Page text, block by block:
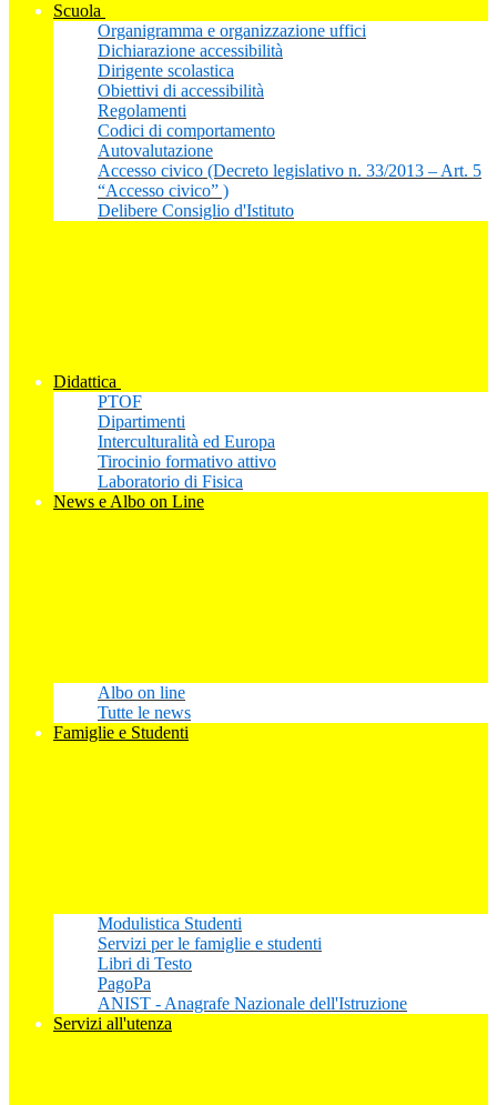
Scuola
Organigramma e organizzazione uffici
Dichiarazione accessibilità
Dirigente scolastica
Obiettivi di accessibilità
Regolamenti
Codici di comportamento
Autovalutazione
Accesso civico (Decreto legislativo n. 33/2013 – Art. 5
“Accesso civico” )
Delibere Consiglio d'Istituto
Didattica
PTOF
Dipartimenti
Interculturalità ed Europa
Tirocinio formativo attivo
Laboratorio di Fisica
News e Albo on Line
Albo on line
Tutte le news
Famiglie e Studenti
Modulistica Studenti
Servizi per le famiglie e studenti
Libri di Testo
PagoPa
ANIST - Anagrafe Nazionale dell'Istruzione
Servizi all'utenza